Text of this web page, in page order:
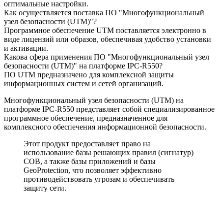
оптимальные настройки.
Как осуществляется поставка ПО "Многофункциональный
узел безопасности (UTM)"?
Программное обеспечение UTM поставляется электронно в
виде лицензий или образов, обеспечивая удобство установки
и активации.
Какова сфера применения ПО "Многофункциональный узел
безопасности (UTM)" на платформе IPC-R550?
ПО UTM предназначено для комплексной защиты
информационных систем и сетей организаций.
Многофункциональный узел безопасности (UTM) на
платформе IPC-R550 представляет собой специализированное
программное обеспечение, предназначенное для
комплексного обеспечения информационной безопасности.
Этот продукт предоставляет право на
использование базы решающих правил (сигнатур)
СОВ, а также базы приложений и базы
GeoProtection, что позволяет эффективно
противодействовать угрозам и обеспечивать
защиту сети.